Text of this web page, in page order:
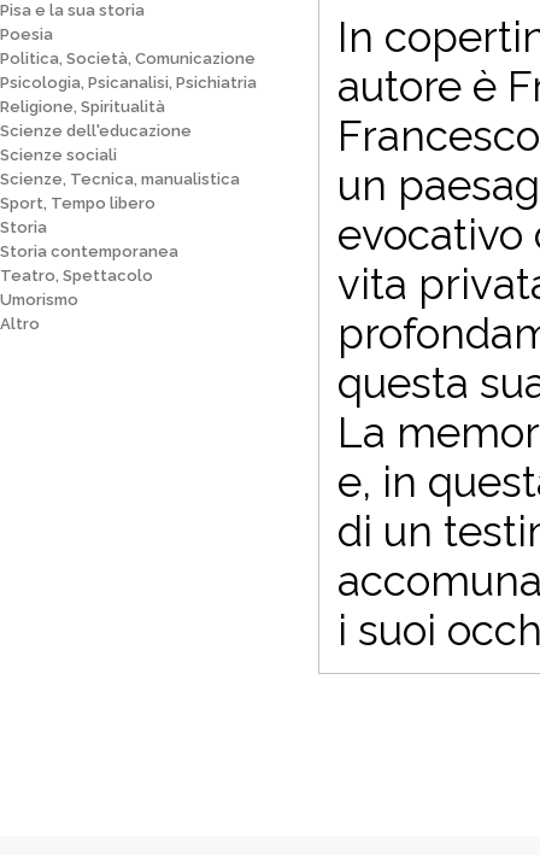
Pisa e la sua storia
Poesia
Politica, Società, Comunicazione
Psicologia, Psicanalisi, Psichiatria
Religione, Spiritualità
Scienze dell'educazione
Scienze sociali
Scienze, Tecnica, manualistica
Sport, Tempo libero
Storia
Storia contemporanea
Teatro, Spettacolo
Umorismo
Altro
In
autore è
un
evocativo
vita
questa
La
e, in
di un
i suoi